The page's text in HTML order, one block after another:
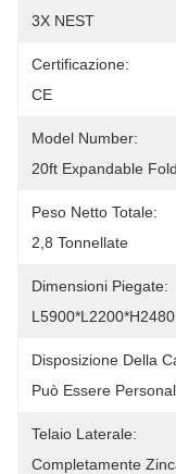
3X NEST
Certificazione:
CE
Model Number:
20ft Expandable
Peso Netto Totale:
2,8 Tonnellate
Dimensioni Piegate:
L5900*L2200*H2480
Disposizione Della
Può Essere
Telaio Laterale:
Completamente